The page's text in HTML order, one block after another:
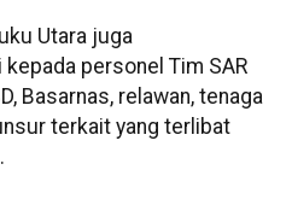
Utara juga
personel Tim SAR
Basarnas, relawan, tenaga
terkait yang terlibat